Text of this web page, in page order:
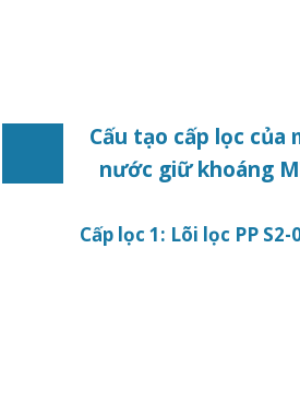
Cấu tạo cấp lọc của
nước giữ khoáng
Cấp lọc 1: Lõi lọc PP